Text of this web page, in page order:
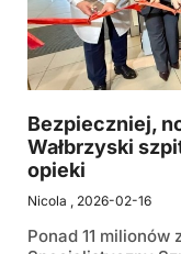
Bezpieczniej,
Wałbrzyski
opieki
Nicola 2026-02-16
Ponad 11 milionów